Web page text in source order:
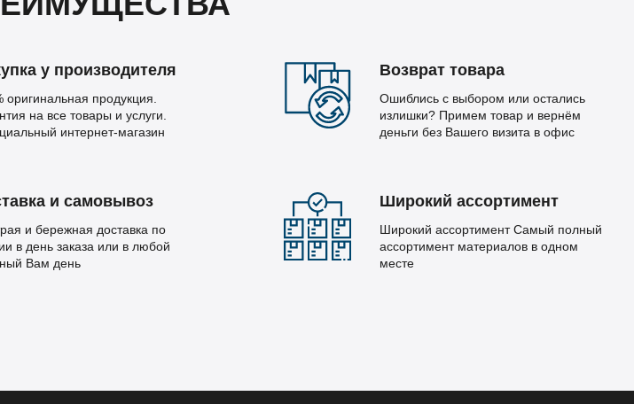
у производителя
оригинальная продукция.
на все товары и услуги.
интернет-магазин
Возврат товара
Ошиблись с выбором или остались
излишки? Примем товар и вернём
деньги без Вашего визита в офис
и самовывоз
и бережная доставка по
в день заказа или в любой
Вам день
Широкий ассортимент
Широкий ассортимент Самый полный
ассортимент материалов в одном
месте